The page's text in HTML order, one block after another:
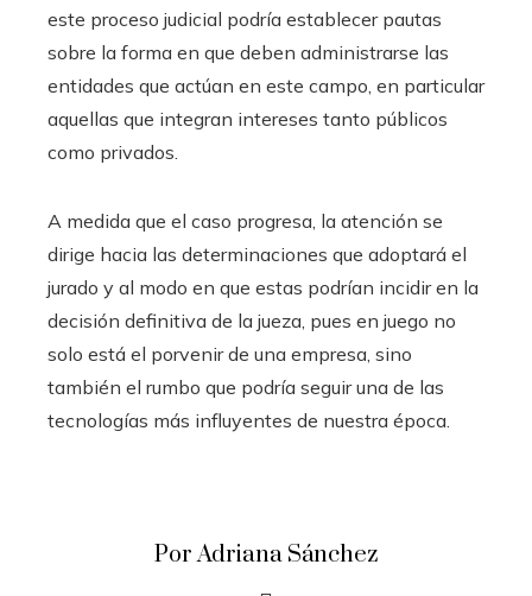
este proceso judicial podría establecer pautas
sobre la forma en que deben administrarse las
entidades que actúan en este campo, en particular
aquellas que integran intereses tanto públicos
como privados.
A medida que el caso progresa, la atención se
dirige hacia las determinaciones que adoptará el
jurado y al modo en que estas podrían incidir en la
decisión definitiva de la jueza, pues en juego no
solo está el porvenir de una empresa, sino
también el rumbo que podría seguir una de las
tecnologías más influyentes de nuestra época.
Por Adriana Sánchez